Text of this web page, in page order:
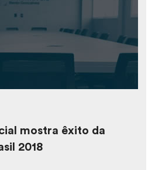
mostra êxito da
2018